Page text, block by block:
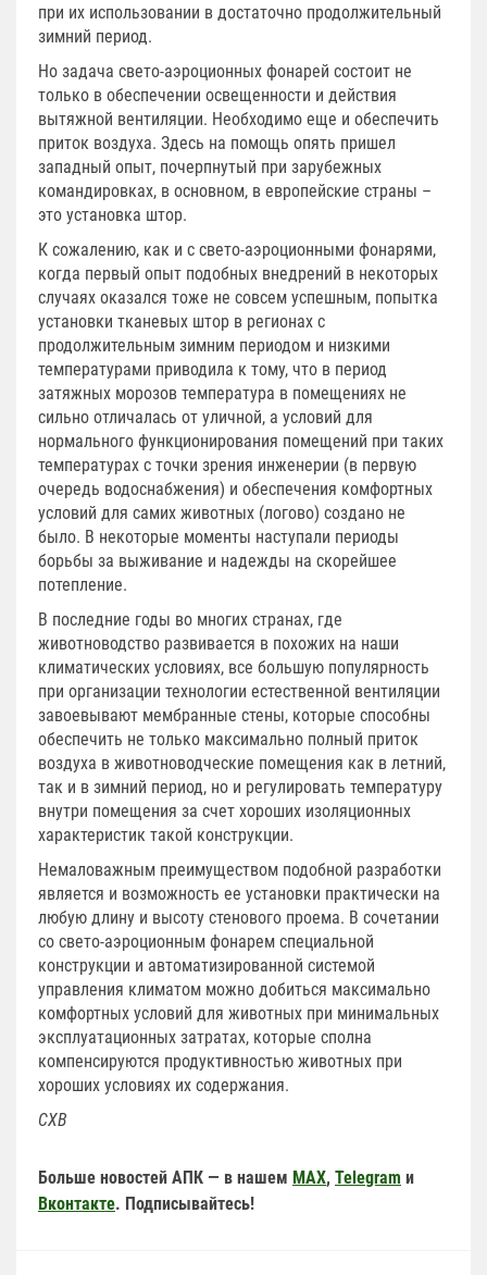
при их использовании в достаточно продолжительный
зимний период.
Но задача свето-аэроционных фонарей состоит не
только в обеспечении освещенности и действия
вытяжной вентиляции. Необходимо еще и обеспечить
приток воздуха. Здесь на помощь опять пришел
западный опыт, почерпнутый при зарубежных
командировках, в основном, в европейские страны –
это установка штор.
К сожалению, как и с свето-аэроционными фонарями,
когда первый опыт подобных внедрений в некоторых
случаях оказался тоже не совсем успешным, попытка
установки тканевых штор в регионах с
продолжительным зимним периодом и низкими
температурами приводила к тому, что в период
затяжных морозов температура в помещениях не
сильно отличалась от уличной, а условий для
нормального функционирования помещений при таких
температурах с точки зрения инженерии (в первую
очередь водоснабжения) и обеспечения комфортных
условий для самих животных (логово) создано не
было. В некоторые моменты наступали периоды
борьбы за выживание и надежды на скорейшее
потепление.
В последние годы во многих странах, где
животноводство развивается в похожих на наши
климатических условиях, все большую популярность
при организации технологии естественной вентиляции
завоевывают мембранные стены, которые способны
обеспечить не только максимально полный приток
воздуха в животноводческие помещения как в летний,
так и в зимний период, но и регулировать температуру
внутри помещения за счет хороших изоляционных
характеристик такой конструкции.
Немаловажным преимуществом подобной разработки
является и возможность ее установки практически на
любую длину и высоту стенового проема. В сочетании
со свето-аэроционным фонарем специальной
конструкции и автоматизированной системой
управления климатом можно добиться максимально
комфортных условий для животных при минимальных
эксплуатационных затратах, которые сполна
компенсируются продуктивностью животных при
хороших условиях их содержания.
СХВ
Больше новостей АПК — в нашем MAX, Telegram и
Вконтакте. Подписывайтесь!